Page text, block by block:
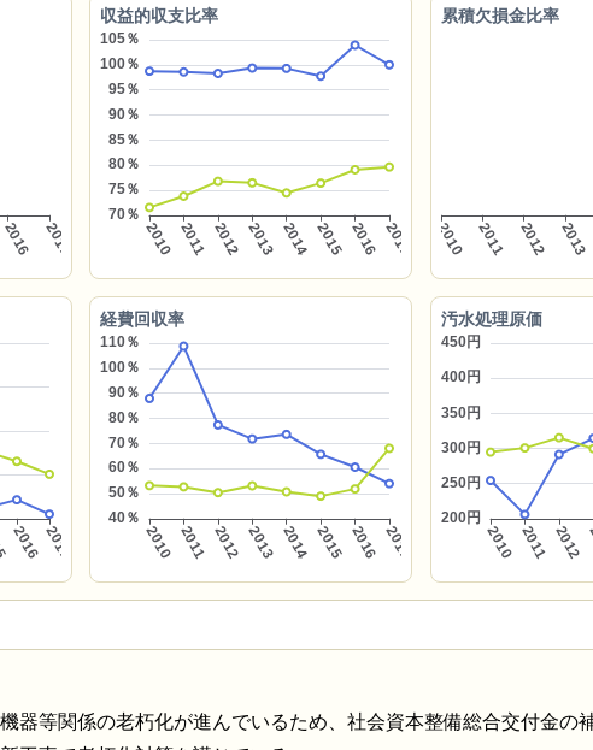
収益的収支比率 累積欠損金比率
経費回収率 汚水処理原価
器等関係の老朽化が進んでいるため、社会資本整備総合交付金の